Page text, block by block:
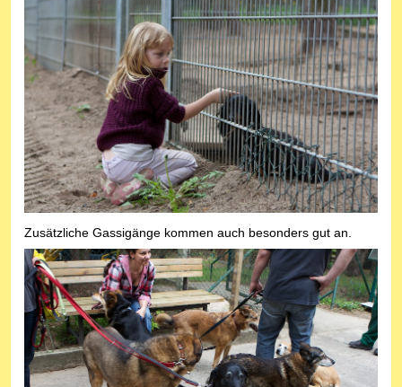
Zusätzliche Gassigänge kommen auch besonders gut an.